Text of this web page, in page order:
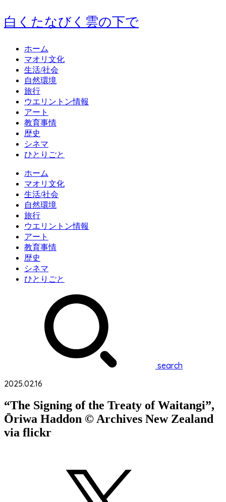
白くたなびく雲の下で
ホーム
マオリ文化
生活/社会
自然環境
旅行
ウエリントン情報
アート
教育事情
歴史
シネマ
ひとりごと
ホーム
マオリ文化
生活/社会
自然環境
旅行
ウエリントン情報
アート
教育事情
歴史
シネマ
ひとりごと
search
2025.02.16
“The Signing of the Treaty of Waitangi”,
Ōriwa Haddon © Archives New Zealand
via flickr